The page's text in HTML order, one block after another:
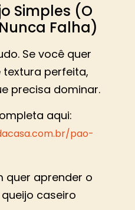
Simples (O
Falha)
Se você quer
perfeita,
precisa dominar.
aqui:
pao-
quer aprender o
caseiro